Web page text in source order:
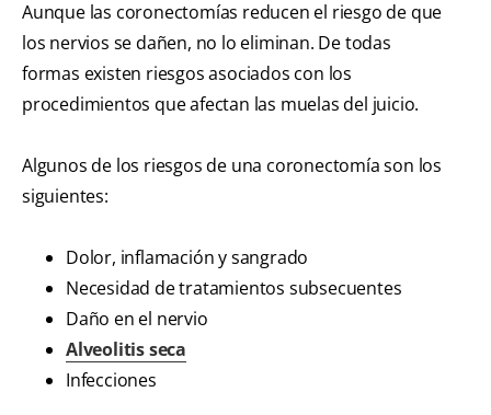
Aunque las coronectomías reducen el riesgo de que
los nervios se dañen, no lo eliminan. De todas
formas existen riesgos asociados con los
procedimientos que afectan las muelas del juicio.
Algunos de los riesgos de una coronectomía son los
siguientes:
Dolor, inflamación y sangrado
Necesidad de tratamientos subsecuentes
Daño en el nervio
Alveolitis seca
Infecciones